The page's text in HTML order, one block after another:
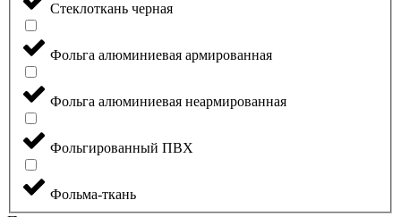
Стеклоткань черная
Фольга алюминиевая армированная
Фольга алюминиевая неармированная
Фольгированный ПВХ
Фольма-ткань